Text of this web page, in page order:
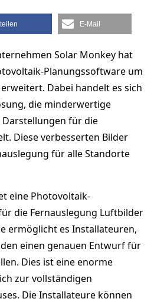
teilen E-Mail
Solar Monkey hat
Planungssoftware um
Dabei handelt es sich
die minderwertige
für die
Diese verbesserten Bilder
für alle Standorte
eine Photovoltaik-
die Fernauslegung Luftbilder
ermöglicht es Installateuren,
einen genauen Entwurf für
Dies ist eine enorme
zur vollständigen
Die Installateure können